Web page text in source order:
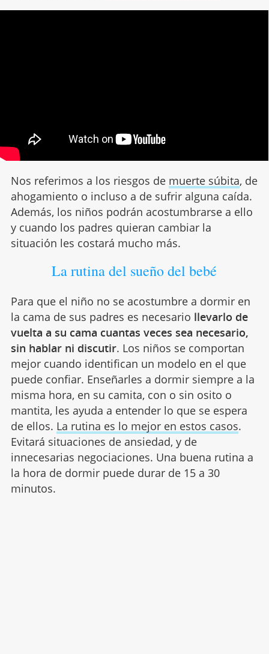
Nos referimos a los riesgos de muerte súbita, de
ahogamiento o incluso a de sufrir alguna caída.
Además, los niños podrán acostumbrarse a ello
y cuando los padres quieran cambiar la
situación les costará mucho más.
La rutina del sueño del bebé
Para que el niño no se acostumbre a dormir en
la cama de sus padres es necesario llevarlo de
vuelta a su cama cuantas veces sea necesario,
sin hablar ni discutir. Los niños se comportan
mejor cuando identifican un modelo en el que
puede confiar. Enseñarles a dormir siempre a la
misma hora, en su camita, con o sin osito o
mantita, les ayuda a entender lo que se espera
de ellos. La rutina es lo mejor en estos casos.
Evitará situaciones de ansiedad, y de
innecesarias negociaciones. Una buena rutina a
la hora de dormir puede durar de 15 a 30
minutos.